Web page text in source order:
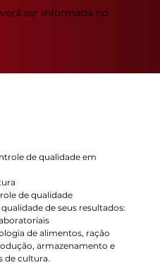
ser informada no
de qualidade em
de qualidade
de seus resultados:
de alimentos, ração
armazenamento e
de cultura.